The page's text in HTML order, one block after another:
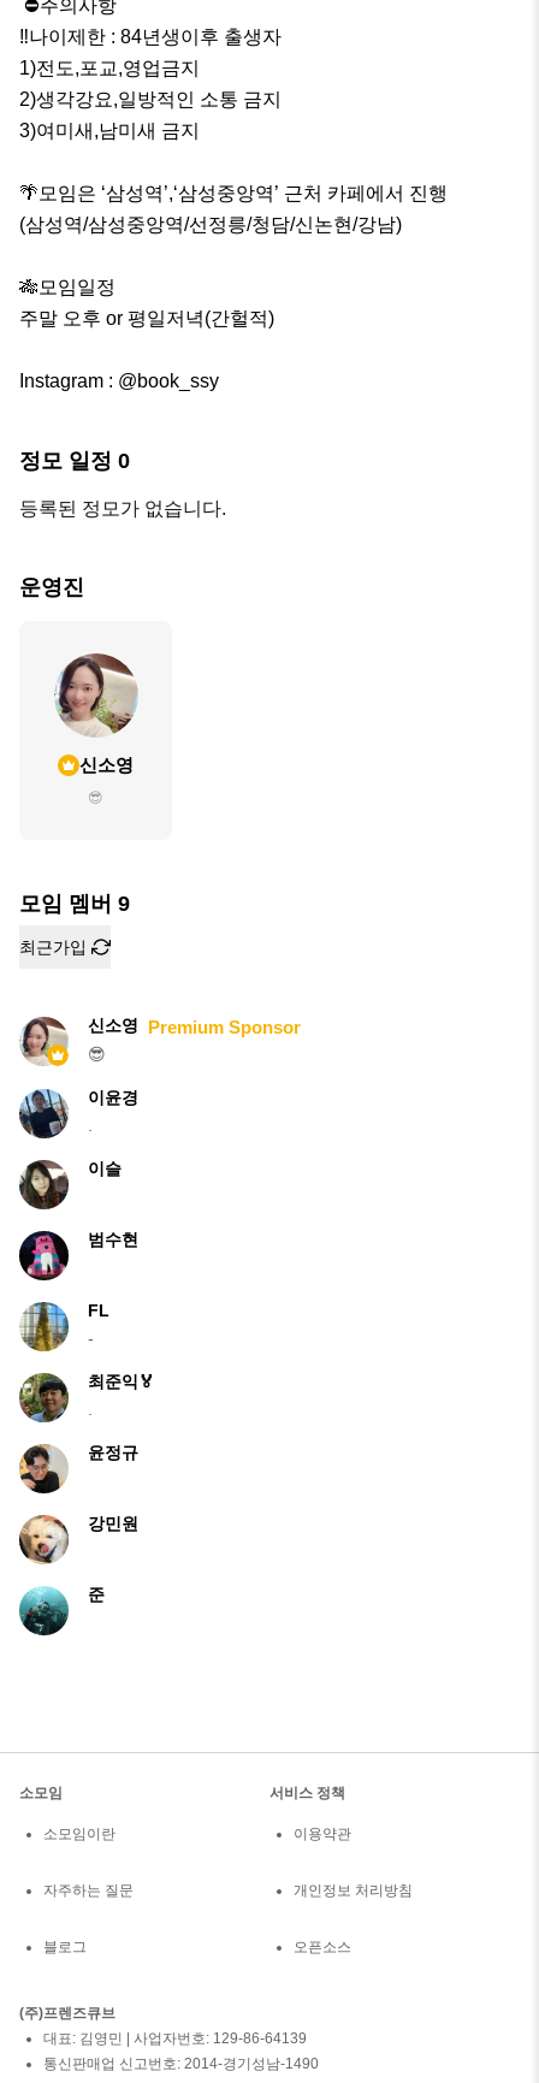
‼️나이제한 : 84년생이후 출생자
1)전도,포교,영업금지
2)생각강요,일방적인 소통 금지
3)여미새,남미새 금지
🌴모임은 ‘삼성역’,‘삼성중앙역’ 근처 카페에서 진행
(삼성역/삼성중앙역/선정릉/청담/신논현/강남)
🎋모임일정
주말 오후 or 평일저녁(간헐적)
Instagram : @book_ssy
정모 일정 0
등록된 정모가 없습니다.
운영진
신소영
😎
모임 멤버 9
최근가입
신소영 Premium Sponsor
😎
이윤경
.
이슬
범수현
FL
-
최준익🏅
.
윤정규
강민원
준
소모임
소모임이란
자주하는 질문
블로그
서비스 정책
이용약관
개인정보 처리방침
오픈소스
(주)프렌즈큐브
대표: 김영민 | 사업자번호: 129-86-64139
통신판매업 신고번호: 2014-경기성남-1490